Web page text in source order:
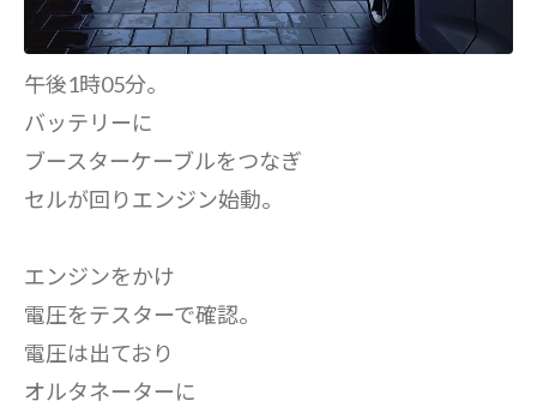
午後1時05分。
バッテリーに
ブースターケーブルをつなぎ
セルが回りエンジン始動。
エンジンをかけ
電圧をテスターで確認。
電圧は出ており
オルタネーターに